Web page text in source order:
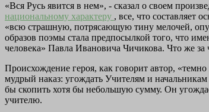
«Вся Русь явится в нем», - сказал о своем
национальному характеру , все, что составляет
«всю страшную, потрясающую тину мелочей,
образов поэмы стала предпосылкой того, что
человека» Павла Ивановича Чичикова. Что же
Происхождение героя, как говорит автор,
мудрый наказ: угождать Учителям и
бы скопить хотя бы небольшую сумму. Он
учителю.